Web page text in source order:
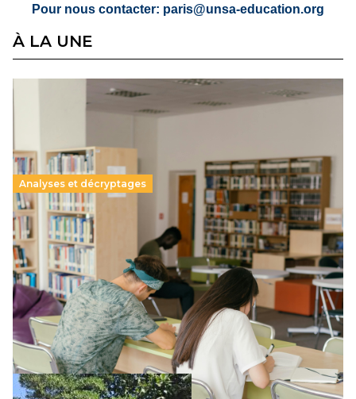
Pour nous contacter: paris@unsa-education.org
À LA UNE
Analyses et décryptages
Supérieur privé : une dérive qui met à mal la
promesse républicaine
11 juillet 2026-
Le projet de loi sur la régulation de l’enseignement
supérieur privé met en lumière l’amplification d’un système
qui relègue l’acte pédagogique au superfétatoire, voire à…
Lire la suite →